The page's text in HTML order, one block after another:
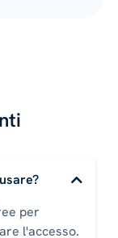
per
l'accesso.